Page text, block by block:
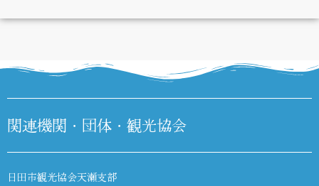
DIARY
関連機関・団体・観光協会
日田市観光協会天瀬支部